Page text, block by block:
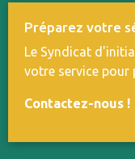
Préparez votre
Le Syndicat
votre service pour
Contactez-nous !